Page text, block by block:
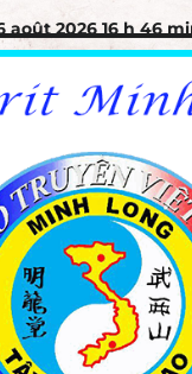
août 2026 16 h 46